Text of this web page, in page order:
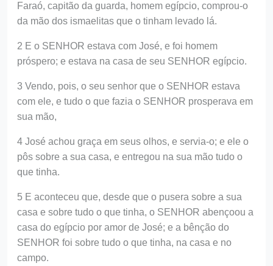
Faraó, capitão da guarda, homem egípcio, comprou-o
da mão dos ismaelitas que o tinham levado lá.
2 E o SENHOR estava com José, e foi homem
próspero; e estava na casa de seu SENHOR egípcio.
3 Vendo, pois, o seu senhor que o SENHOR estava
com ele, e tudo o que fazia o SENHOR prosperava em
sua mão,
4 José achou graça em seus olhos, e servia-o; e ele o
pôs sobre a sua casa, e entregou na sua mão tudo o
que tinha.
5 E aconteceu que, desde que o pusera sobre a sua
casa e sobre tudo o que tinha, o SENHOR abençoou a
casa do egípcio por amor de José; e a bênção do
SENHOR foi sobre tudo o que tinha, na casa e no
campo.